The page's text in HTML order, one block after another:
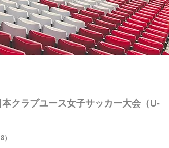
クラブユース女子サッカー大会（U-